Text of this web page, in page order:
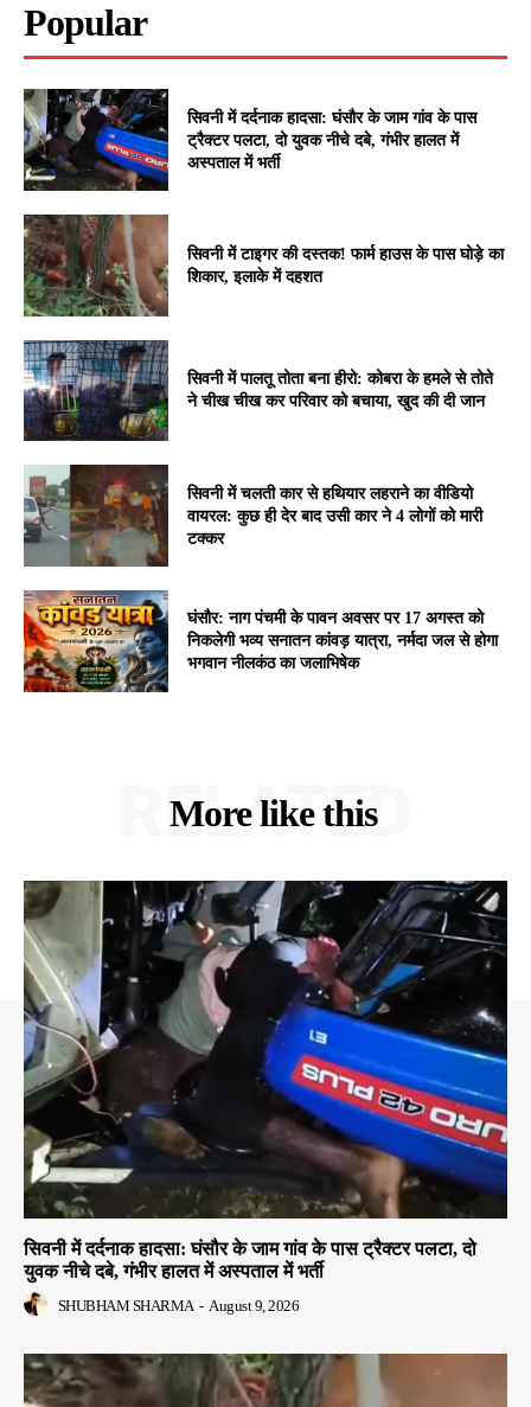
Popular
सिवनी में दर्दनाक हादसा: घंसौर के जाम गांव के पास
ट्रैक्टर पलटा, दो युवक नीचे दबे, गंभीर हालत में
अस्पताल में भर्ती
सिवनी में टाइगर की दस्तक! फार्म हाउस के पास घोड़े का
शिकार, इलाके में दहशत
सिवनी में पालतू तोता बना हीरो: कोबरा के हमले से तोते
ने चीख चीख कर परिवार को बचाया, खुद की दी जान
सिवनी में चलती कार से हथियार लहराने का वीडियो
वायरल: कुछ ही देर बाद उसी कार ने 4 लोगों को मारी
टक्कर
घंसौर: नाग पंचमी के पावन अवसर पर 17 अगस्त को
निकलेगी भव्य सनातन कांवड़ यात्रा, नर्मदा जल से होगा
भगवान नीलकंठ का जलाभिषेक
More like this
RELATED
सिवनी में दर्दनाक हादसा: घंसौर के जाम गांव के पास ट्रैक्टर पलटा, दो
युवक नीचे दबे, गंभीर हालत में अस्पताल में भर्ती
SHUBHAM SHARMA - August 9, 2026